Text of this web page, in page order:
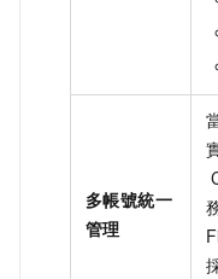
多帳號統一
管理